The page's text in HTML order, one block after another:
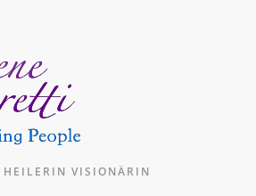
VISIONÄRIN